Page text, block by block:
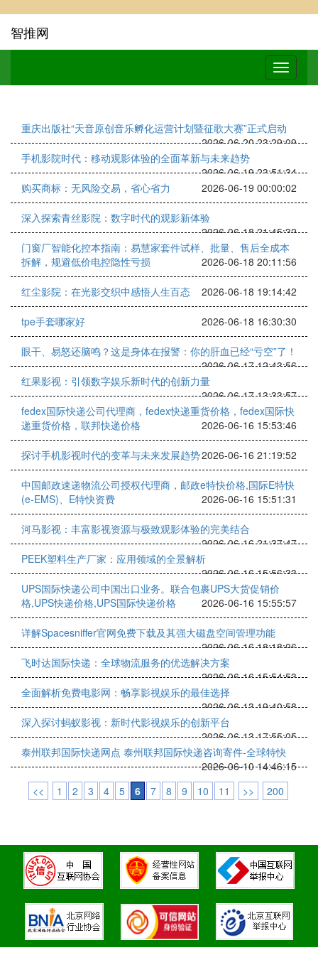
智推网
重庆出版社“天音原创音乐孵化运营计划暨征歌大赛”正式启动
2026-06-20 23:29:09
手机影院时代：移动观影体验的全面革新与未来趋势
2026-06-19 23:51:34
购买商标：无风险交易，省心省力
2026-06-19 00:00:02
深入探索青丝影院：数字时代的观影新体验
2026-06-18 21:45:32
门窗厂智能化控本指南：易慧家套件试样、批量、售后全成本
拆解，规避低价电控隐性亏损
2026-06-18 20:11:56
红尘影院：在光影交织中感悟人生百态 2026-06-18 19:14:42
tpe手套哪家好 2026-06-18 16:30:30
眼干、易怒还脑鸣？这是身体在报警：你的肝血已经“亏空”了！
2026-06-17 12:43:56
红果影视：引领数字娱乐新时代的创新力量
2026-06-17 13:33:57
fedex国际快递公司代理商，fedex快递重货价格，fedex国际快
递重货价格，联邦快递价格
2026-06-16 15:53:46
探讨手机影视时代的变革与未来发展趋势2026-06-16 21:19:52
中国邮政速递物流公司授权代理商，邮政e特快价格,国际E特快
(e-EMS)、E特快资费
2026-06-16 15:51:31
河马影视：丰富影视资源与极致观影体验的完美结合
2026-06-16 21:37:47
PEEK塑料生产厂家：应用领域的全景解析
2026-06-16 15:56:33
UPS国际快递公司中国出口业务。联合包裹UPS大货促销价
格,UPS快递价格,UPS国际快递价格
2026-06-16 15:55:57
详解Spacesniffer官网免费下载及其强大磁盘空间管理功能
2026-06-16 18:18:06
飞时达国际快递：全球物流服务的优选解决方案
2026-06-16 15:54:53
全面解析免费电影网：畅享影视娱乐的最佳选择
2026-06-13 19:40:58
深入探讨蚂蚁影视：新时代影视娱乐的创新平台
2026-06-13 17:55:05
泰州联邦国际快递网点 泰州联邦国际快递咨询寄件-全球特快
2026-06-10 14:46:15
<<
1 2 3 4 5 6 7 8 9 10 11 >> 200